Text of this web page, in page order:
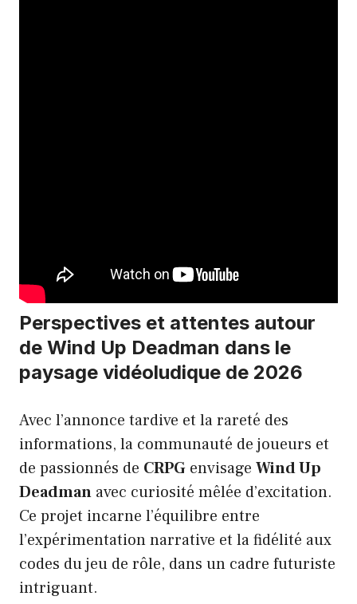
Perspectives et attentes autour
de Wind Up Deadman dans le
paysage vidéoludique de 2026
Avec l’annonce tardive et la rareté des
informations, la communauté de joueurs et
de passionnés de CRPG envisage Wind Up
Deadman avec curiosité mêlée d’excitation.
Ce projet incarne l’équilibre entre
l’expérimentation narrative et la fidélité aux
codes du jeu de rôle, dans un cadre futuriste
intriguant.